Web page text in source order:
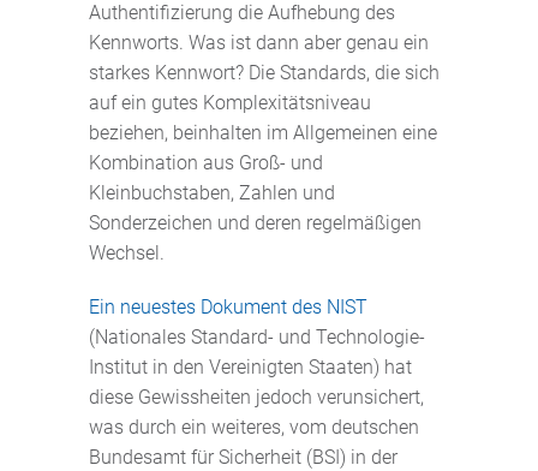
Authentifizierung die Aufhebung des
Kennworts. Was ist dann aber genau ein
starkes Kennwort? Die Standards, die sich
auf ein gutes Komplexitätsniveau
beziehen, beinhalten im Allgemeinen eine
Kombination aus Groß- und
Kleinbuchstaben, Zahlen und
Sonderzeichen und deren regelmäßigen
Wechsel.
Ein neuestes Dokument des NIST
(Nationales Standard- und Technologie-
Institut in den Vereinigten Staaten) hat
diese Gewissheiten jedoch verunsichert,
was durch ein weiteres, vom deutschen
Bundesamt für Sicherheit (BSI) in der